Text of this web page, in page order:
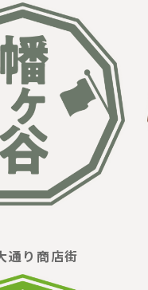
通り商店街